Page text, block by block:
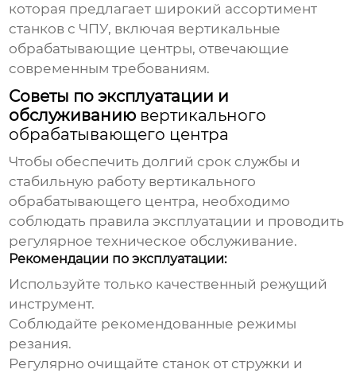
которая предлагает широкий ассортимент
станков с ЧПУ, включая вертикальные
обрабатывающие центры, отвечающие
современным требованиям.
Советы по эксплуатации и
обслуживанию вертикального
обрабатывающего центра
Чтобы обеспечить долгий срок службы и
стабильную работу вертикального
обрабатывающего центра, необходимо
соблюдать правила эксплуатации и проводить
регулярное техническое обслуживание.
Рекомендации по эксплуатации:
Используйте только качественный режущий
инструмент.
Соблюдайте рекомендованные режимы
резания.
Регулярно очищайте станок от стружки и